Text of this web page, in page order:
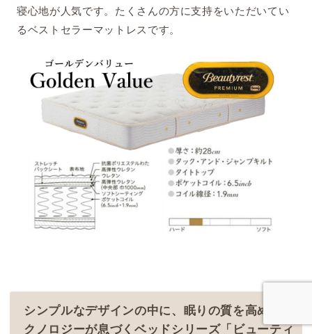
寝心地が人気です。たくさんの方に支持をいただいてい
るベストセラーマットレスです。
シンプルなデザインの中に、眠りの質を高めるテ
クノロジーが息づくベッドシリーズ「ビューティ